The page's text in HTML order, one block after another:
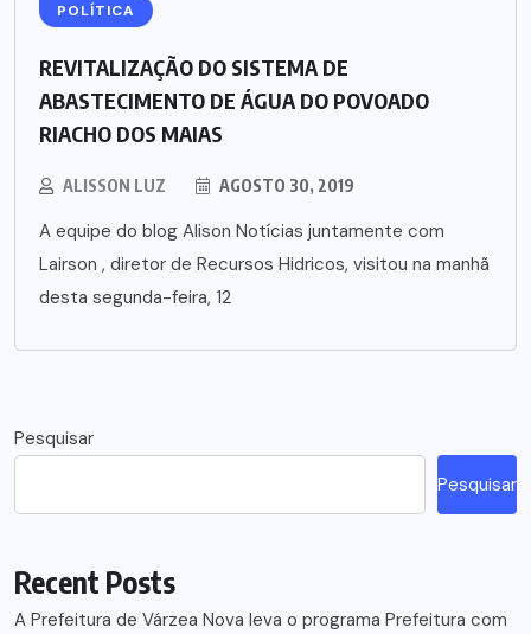
POLÍTICA
REVITALIZAÇÃO DO SISTEMA DE
ABASTECIMENTO DE ÁGUA DO POVOADO
RIACHO DOS MAIAS
ALISSON LUZ AGOSTO 30, 2019
A equipe do blog Alison Notícias juntamente com
Lairson , diretor de Recursos Hidricos, visitou na manhã
desta segunda-feira, 12
Pesquisar
Pesquisar
Recent Posts
A Prefeitura de Várzea Nova leva o programa Prefeitura com